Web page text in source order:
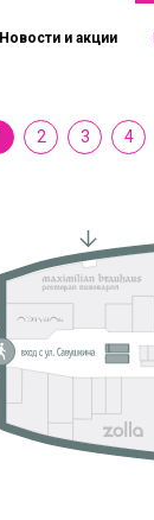
Новости и акции
2 3 4